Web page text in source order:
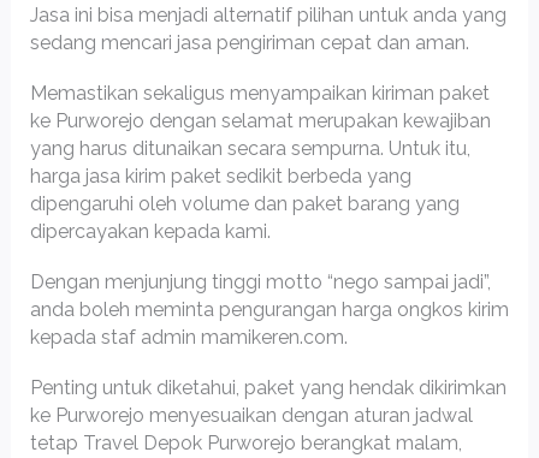
Jasa ini bisa menjadi alternatif pilihan untuk anda yang
sedang mencari jasa pengiriman cepat dan aman.
Memastikan sekaligus menyampaikan kiriman paket
ke Purworejo dengan selamat merupakan kewajiban
yang harus ditunaikan secara sempurna. Untuk itu,
harga jasa kirim paket sedikit berbeda yang
dipengaruhi oleh volume dan paket barang yang
dipercayakan kepada kami.
Dengan menjunjung tinggi motto “nego sampai jadi”,
anda boleh meminta pengurangan harga ongkos kirim
kepada staf admin mamikeren.com.
Penting untuk diketahui, paket yang hendak dikirimkan
ke Purworejo menyesuaikan dengan aturan jadwal
tetap Travel Depok Purworejo berangkat malam,